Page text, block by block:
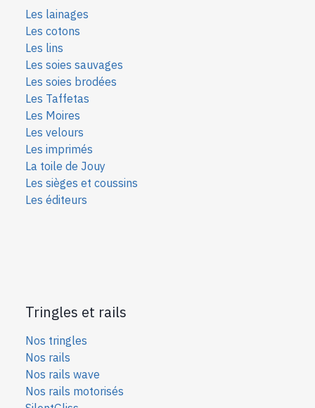
Les lainages
Les cotons
Les lins
Les soies sauvages
Les soies brodées
Les Taffetas
Les Moires
Les velours
Les imprimés
La toile de Jouy
Les sièges et coussins
Les éditeurs
Tringles et rails
Nos tringles
Nos rails
Nos rails wave
Nos rails motorisés